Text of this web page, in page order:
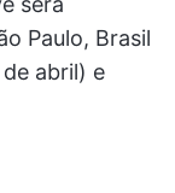
Paulo, Brasil
abril) e